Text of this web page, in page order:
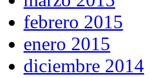
febrero 2015
enero 2015
diciembre 2014